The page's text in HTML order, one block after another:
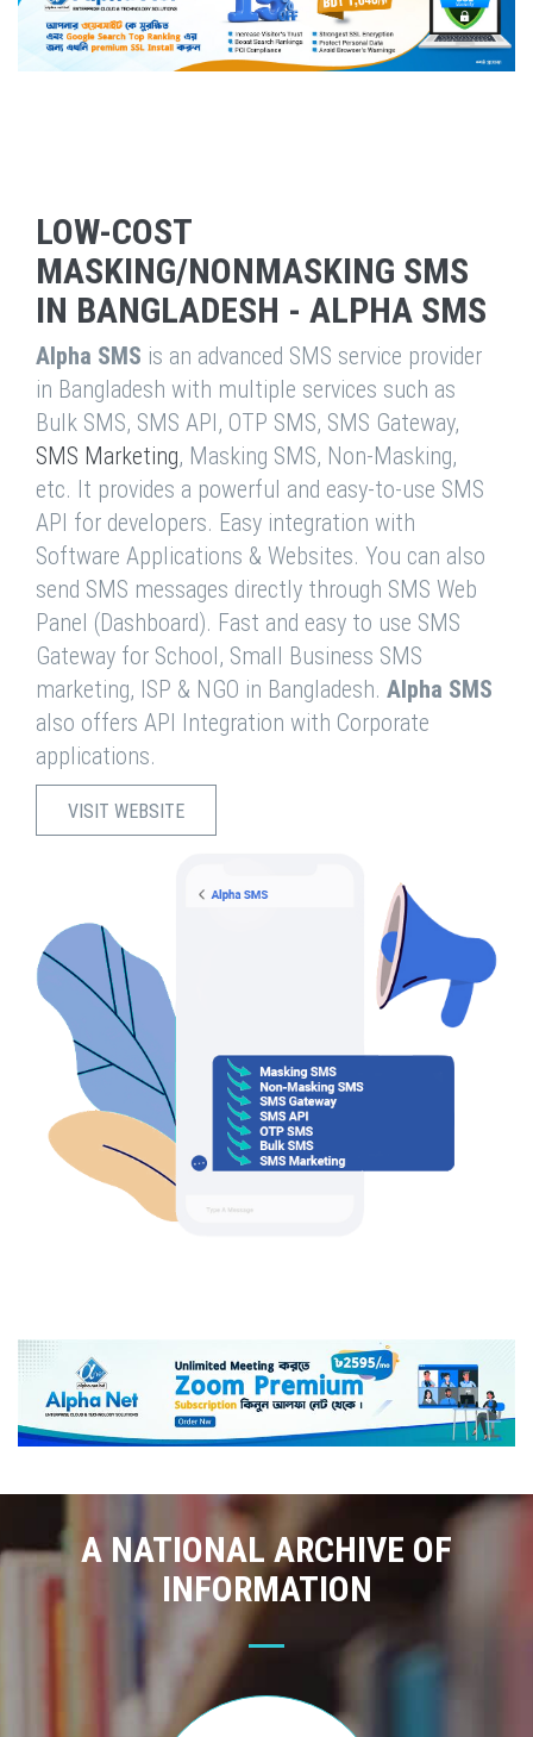
LOW-COST
MASKING/NONMASKING SMS
IN BANGLADESH - ALPHA SMS
Alpha SMS is an advanced SMS service provider
in Bangladesh with multiple services such as
Bulk SMS, SMS API, OTP SMS, SMS Gateway,
SMS Marketing, Masking SMS, Non-Masking,
etc. It provides a powerful and easy-to-use SMS
API for developers. Easy integration with
Software Applications & Websites. You can also
send SMS messages directly through SMS Web
Panel (Dashboard). Fast and easy to use SMS
Gateway for School, Small Business SMS
marketing, ISP & NGO in Bangladesh. Alpha SMS
also offers API Integration with Corporate
applications.
VISIT WEBSITE
A NATIONAL ARCHIVE OF
INFORMATION